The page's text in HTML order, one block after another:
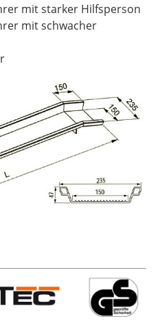
mit starker Hilfsperson
mit schwacher